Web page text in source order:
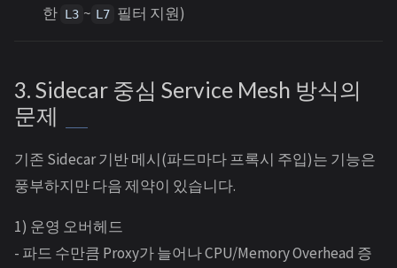
한 L3 ~ L7 필터 지원)
3. Sidecar 중심 Service Mesh 방식의
문제
기존 Sidecar 기반 메시(파드마다 프록시 주입)는 기능은
풍부하지만 다음 제약이 있습니다.
1) 운영 오버헤드
- 파드 수만큼 Proxy가 늘어나 CPU/Memory Overhead 증